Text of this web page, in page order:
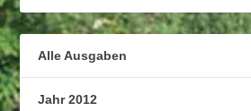
Alle Ausgaben
Jahr 2012